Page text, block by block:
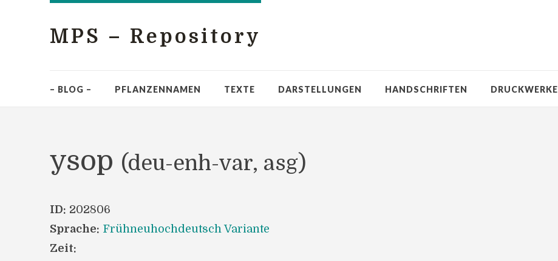
MPS – Repository
– BLOG – PFLANZENNAMEN TEXTE DARSTELLUNGEN HANDSCHRIFTEN DRUCKWERKE
ysop (deu-enh-var, asg)
ID: 202806
Sprache: Frühneuhochdeutsch Variante
Zeit: